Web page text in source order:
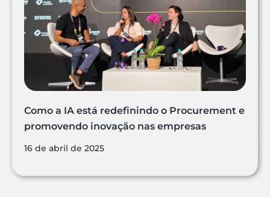
Como a IA está redefinindo o Procurement e
promovendo inovação nas empresas
16 de abril de 2025